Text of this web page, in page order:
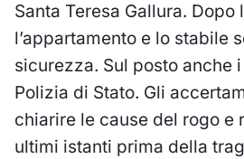
Santa Teresa Gallura. Dopo
l’appartamento e lo stabile
sicurezza. Sul posto anche
Polizia di Stato. Gli
chiarire le cause del rogo e
ultimi istanti prima della